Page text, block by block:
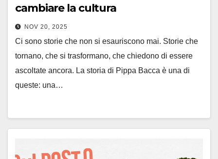
cambiare la cultura
NOV 20, 2025
Ci sono storie che non si esauriscono mai. Storie che
tornano, che si trasformano, che chiedono di essere
ascoltate ancora. La storia di Pippa Bacca è una di
queste: una…